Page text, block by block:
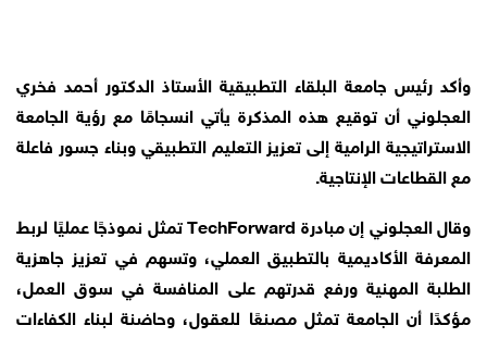
وأكد رئيس جامعة البلقاء التطبيقية الأستاذ الدكتور أحمد فخري
العجلوني أن توقيع هذه المذكرة يأتي انسجامًا مع رؤية الجامعة
الاستراتيجية الرامية إلى تعزيز التعليم التطبيقي وبناء جسور فاعلة
مع القطاعات الإنتاجية.
وقال العجلوني إن مبادرة TechForward تمثل نموذجًا عمليًا لربط
المعرفة الأكاديمية بالتطبيق العملي، وتسهم في تعزيز جاهزية
الطلبة المهنية ورفع قدرتهم على المنافسة في سوق العمل،
مؤكدًا أن الجامعة تمثل مصنعًا للعقول، وحاضنة لبناء الكفاءات